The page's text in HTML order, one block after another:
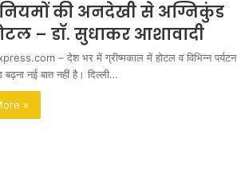
नियमों की अनदेखी से अग्निकुंड
– डॉ. सुधाकर आशावादी
– देश भर में ग्रीष्मकाल में होटल व विभिन्न पर्यटन
नई बात नहीं है। दिल्ली…
»